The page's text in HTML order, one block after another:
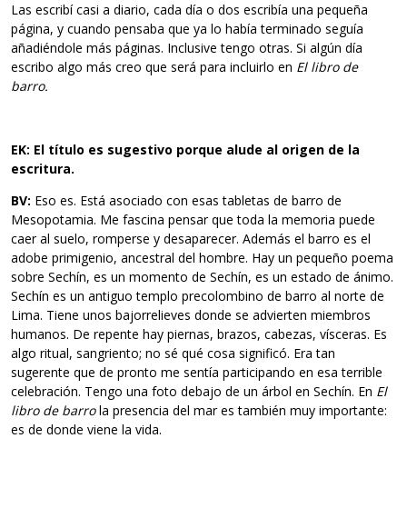
Las escribí casi a diario, cada día o dos escribía una pequeña
página, y cuando pensaba que ya lo había terminado seguía
añadiéndole más páginas. Inclusive tengo otras. Si algún día
escribo algo más creo que será para incluirlo en El libro de
barro.
EK: El título es sugestivo porque alude al origen de la
escritura.
BV: Eso es. Está asociado con esas tabletas de barro de
Mesopotamia. Me fascina pensar que toda la memoria puede
caer al suelo, romperse y desaparecer. Además el barro es el
adobe primigenio, ancestral del hombre. Hay un pequeño poema
sobre Sechín, es un momento de Sechín, es un estado de ánimo.
Sechín es un antiguo templo precolombino de barro al norte de
Lima. Tiene unos bajorrelieves donde se advierten miembros
humanos. De repente hay piernas, brazos, cabezas, vísceras. Es
algo ritual, sangriento; no sé qué cosa significó. Era tan
sugerente que de pronto me sentía participando en esa terrible
celebración. Tengo una foto debajo de un árbol en Sechín. En El
libro de barrola presencia del mar es también muy importante:
es de donde viene la vida.